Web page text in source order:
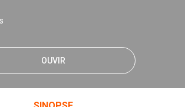
OUVIR